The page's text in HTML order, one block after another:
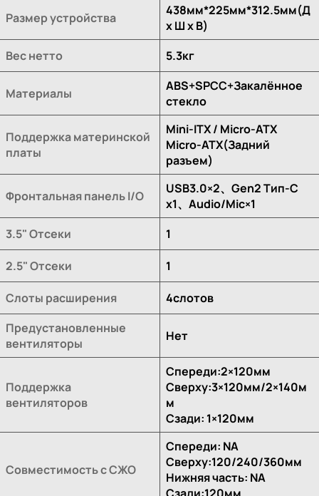
Размер устройства
438мм*225мм*312.5мм(Д
х Ш х В)
Вес нетто
5.3кг
Материалы
ABS+SPCC+Закалённое
стекло
Поддержка материнской
платы
Mini-ITX / Micro-ATX
Micro-ATX(Задний
разъем)
Фронтальная панель I/O
USB3.0×2、Gen2 Тип-C
x1、Audio/Mic×1
3.5" Отсеки
1
2.5" Отсеки 1
Слоты расширения
4слотов
Предустановленные
вентиляторы
Нет
Поддержка
вентиляторов
Спереди:2×120мм
Сверху:3×120мм/2×140м
м
Сзади: 1×120мм
Совместимость с СЖО
Спереди: NA
Сверху:120/240/360мм
Нижняя часть: NA